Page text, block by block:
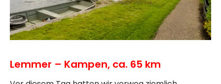
Lemmer – Kampen, ca. 65 km